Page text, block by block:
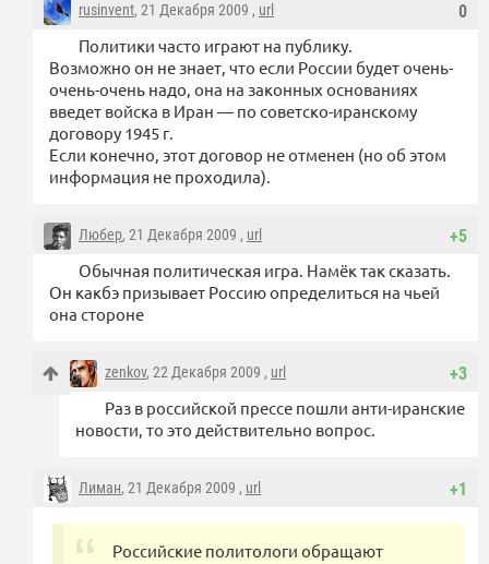
0
rusinvent, 21 Декабря 2009 , url
Политики часто играют на публику.
Возможно он не знает, что если России будет очень-
очень-очень надо, она на законных основаниях
введет войска в Иран — по советско-иранскому
договору 1945 г.
Если конечно, этот договор не отменен (но об этом
информация не проходила).
+5
Любер, 21 Декабря 2009 , url
Обычная политическая игра. Намёк так сказать.
Он какбэ призывает Россию определиться на чьей
она стороне
+3
zenkov, 22 Декабря 2009 , url
Раз в российской прессе пошли анти-иранские
новости, то это действительно вопрос.
+1
Лиман, 21 Декабря 2009 , url
Российские политологи обращают